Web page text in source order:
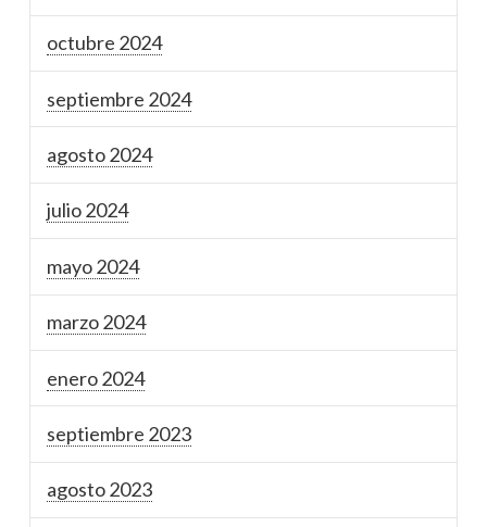
octubre 2024
septiembre 2024
agosto 2024
julio 2024
mayo 2024
marzo 2024
enero 2024
septiembre 2023
agosto 2023